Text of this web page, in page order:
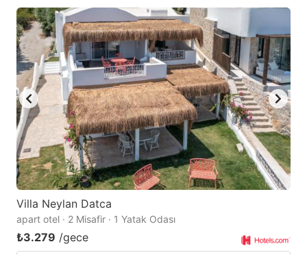
Villa Neylan Datca
apart otel · 2 Misafir · 1 Yatak Odası
₺3.279 /gece